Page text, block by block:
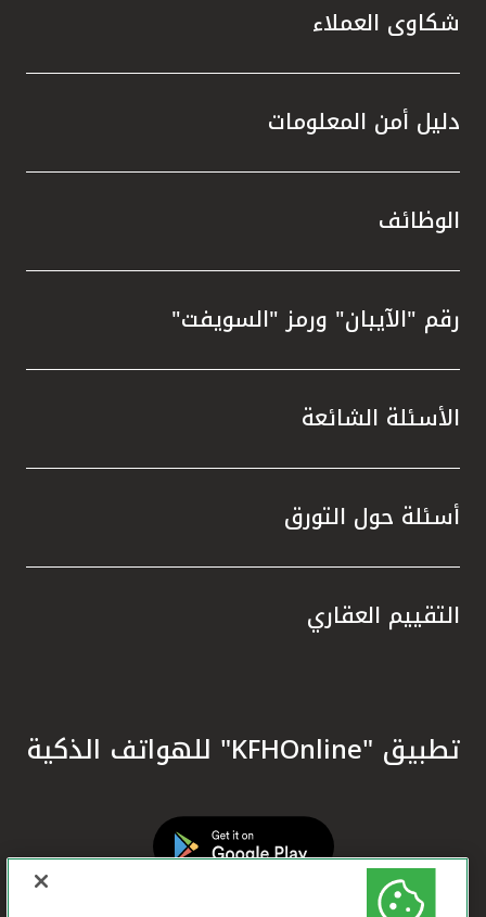
شكاوى العملاء
دليل أمن المعلومات
الوظائف
رقم "الآيبان" ورمز "السويفت"
الأسئلة الشائعة
أسئلة حول التورق
التقييم العقاري
تطبيق "KFHOnline" للهواتف الذكية